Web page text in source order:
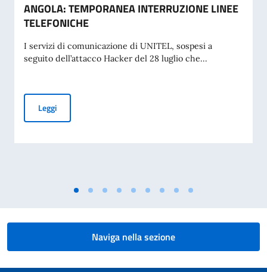
ANGOLA: TEMPORANEA INTERRUZIONE LINEE
TELEFONICHE
I servizi di comunicazione di UNITEL, sospesi a
seguito dell’attacco Hacker del 28 luglio che...
LeggiANGOLA: TEMPORANEA INTERRUZIONE LINEE
Naviga nella sezione